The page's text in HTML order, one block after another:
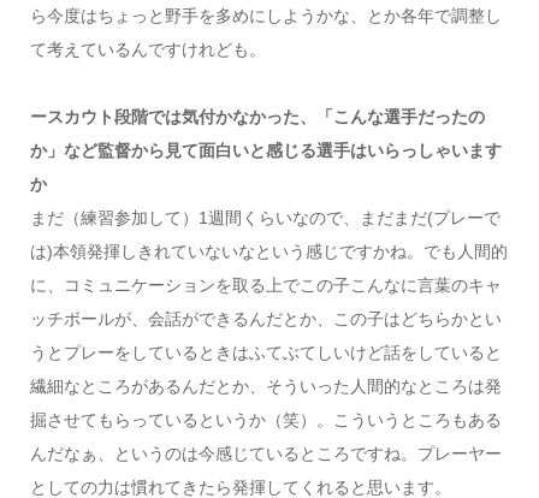
ら今度はちょっと野手を多めにしようかな、とか各年で調整し
て考えているんですけれども。
ースカウト段階では気付かなかった、「こんな選手だったの
か」など監督から見て面白いと感じる選手はいらっしゃいます
か
まだ（練習参加して）1週間くらいなので、まだまだ(プレーで
は)本領発揮しきれていないなという感じですかね。でも人間的
に、コミュニケーションを取る上でこの子こんなに言葉のキャ
ッチボールが、会話ができるんだとか、この子はどちらかとい
うとプレーをしているときはふてぶてしいけど話をしていると
繊細なところがあるんだとか、そういった人間的なところは発
掘させてもらっているというか（笑）。こういうところもある
んだなぁ、というのは今感じているところですね。プレーヤー
としての力は慣れてきたら発揮してくれると思います。